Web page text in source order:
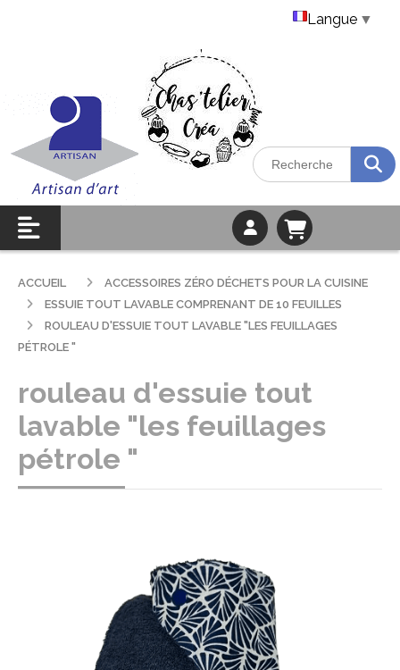
ACCUEIL
ACCESSOIRES ZÉRO DÉCHETS POUR LA CUISINE
ESSUIE TOUT LAVABLE COMPRENANT DE 10 FEUILLES
ROULEAU D'ESSUIE TOUT LAVABLE "LES FEUILLAGES
PÉTROLE "
rouleau d'essuie tout
lavable "les feuillages
pétrole "
Langue ▼